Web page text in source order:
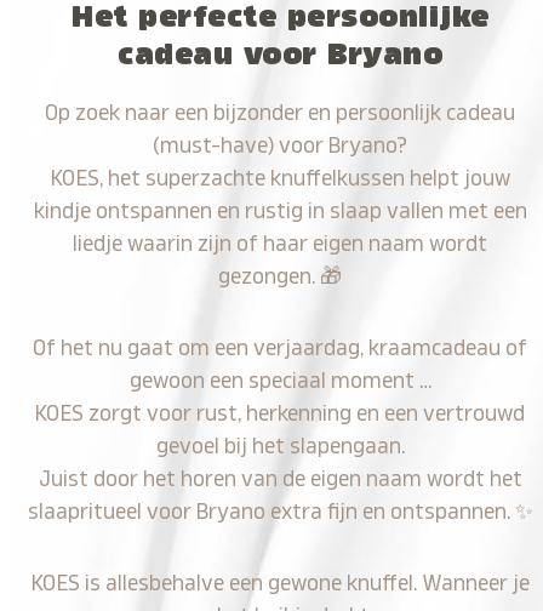
Het perfecte persoonlijke
cadeau voor Bryano
Op zoek naar een bijzonder en persoonlijk cadeau
(must-have) voor Bryano?
KOES, het superzachte knuffelkussen helpt jouw
kindje ontspannen en rustig in slaap vallen met een
liedje waarin zijn of haar eigen naam wordt
gezongen. 🎁
Of het nu gaat om een verjaardag, kraamcadeau of
gewoon een speciaal moment …
KOES zorgt voor rust, herkenning en een vertrouwd
gevoel bij het slapengaan.
Juist door het horen van de eigen naam wordt het
slaapritueel voor Bryano extra fijn en ontspannen. ✨
KOES is allesbehalve een gewone knuffel. Wanneer je